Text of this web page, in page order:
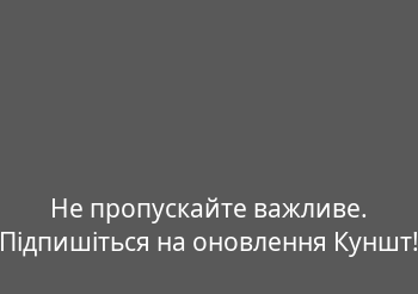
Не пропускайте важливе.
Підпишіться на оновлення Куншт!